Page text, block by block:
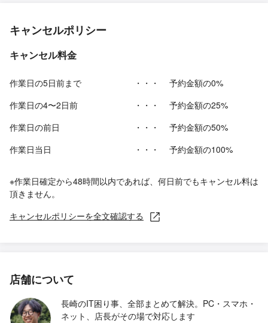
キャンセルポリシー
キャンセル料金
作業日の5日前まで ・・・
予約金額の0%
作業日の4〜2日前
・・・
予約金額の25%
作業日の前日
・・・
予約金額の50%
作業日当日
・・・ 予約金額の100%
※作業日確定から48時間以内であれば、何日前でもキャンセル料は
頂きません。
キャンセルポリシーを全文確認する
店舗について
長崎のIT困り事、全部まとめて解決。PC・スマホ・
ネット、店長がその場で対応します